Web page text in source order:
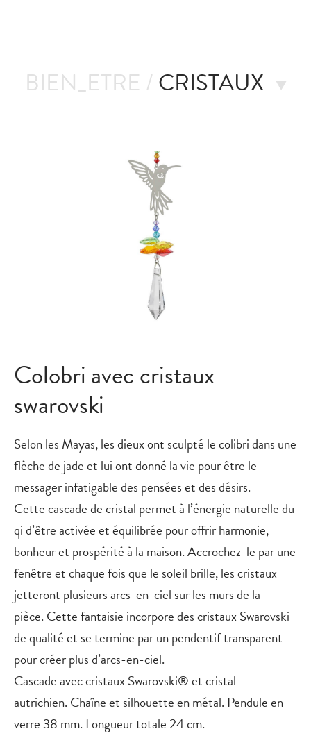
BIEN_ETRE / CRISTAUX
Colobri avec cristaux
swarovski
Selon les Mayas, les dieux ont sculpté le colibri dans une
flèche de jade et lui ont donné la vie pour être le
messager infatigable des pensées et des désirs.
Cette cascade de cristal permet à l’énergie naturelle du
qi d’être activée et équilibrée pour offrir harmonie,
bonheur et prospérité à la maison. Accrochez-le par une
fenêtre et chaque fois que le soleil brille, les cristaux
jetteront plusieurs arcs-en-ciel sur les murs de la
pièce. Cette fantaisie incorpore des cristaux Swarovski
de qualité et se termine par un pendentif transparent
pour créer plus d’arcs-en-ciel.
Cascade avec cristaux Swarovski® et cristal
autrichien. Chaîne et silhouette en métal. Pendule en
verre 38 mm. Longueur totale 24 cm.